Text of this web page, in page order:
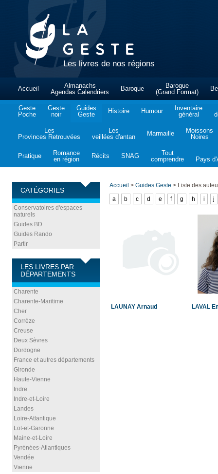
Les livres de nos régions
Accueil
Almanachs
Agendas Calendriers
Baroque
Baroque
(Grand Format)
Geste
Poche
Geste
noir
Guides
Geste
Histoire Humour
Inventaire
général
Les
Provinces Retrouvées
Les
veillées d'antan
Marmaille
Moissons
Noires
Pratique
Romance
en région
Récits SNAG
Tout
comprendre
Pays
CATÉGORIES
Conservatoires d'espaces
naturels
Guides BD
Guides Rando
Partir
LES LIVRES PAR
DÉPARTEMENTS
Charente
Charente-Maritime
Cher
Corrèze
Creuse
Deux Sèvres
Dordogne
France et autres départements
Gironde
Haute-Vienne
Indre
Indre-et-Loire
Landes
Loire-Atlantique
Lot-et-Garonne
Maine-et-Loire
Pyrénées-Atlantiques
Vendée
Vienne
Accueil > Guides Geste > Liste des
a
b c d e f g h i j
LAUNAY Arnaud LAVAL